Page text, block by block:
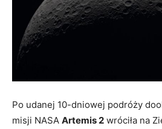
Po udanej 10-dniowej podróży
misji NASA Artemis 2 wróciła na